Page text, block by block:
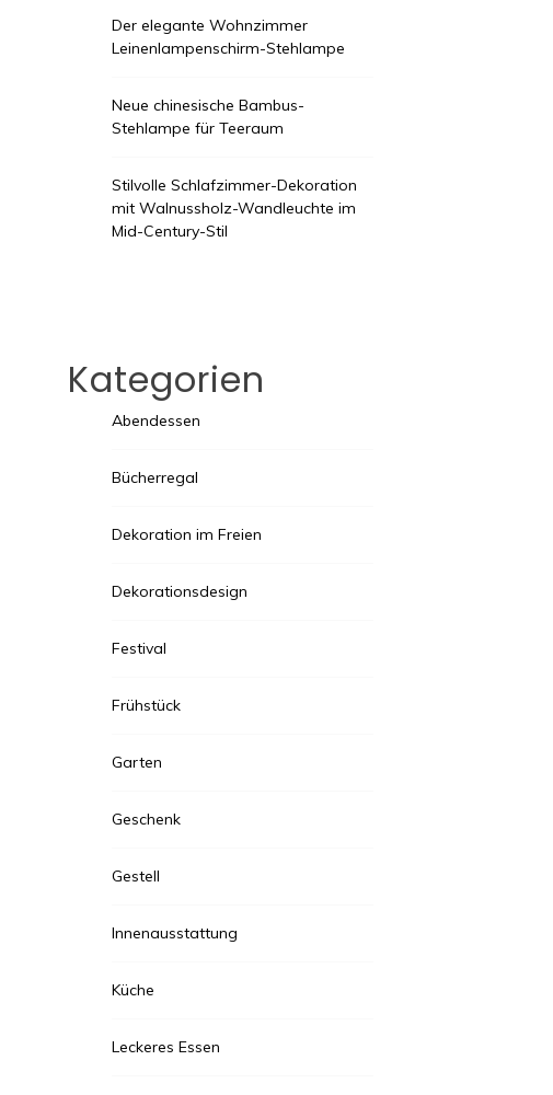
Der elegante Wohnzimmer
Leinenlampenschirm-Stehlampe
Neue chinesische Bambus-
Stehlampe für Teeraum
Stilvolle Schlafzimmer-Dekoration
mit Walnussholz-Wandleuchte im
Mid-Century-Stil
Kategorien
Abendessen
Bücherregal
Dekoration im Freien
Dekorationsdesign
Festival
Frühstück
Garten
Geschenk
Gestell
Innenausstattung
Küche
Leckeres Essen